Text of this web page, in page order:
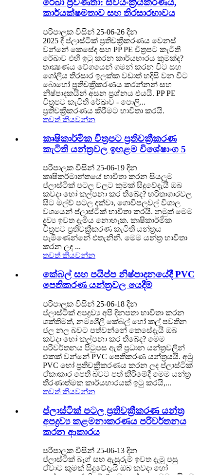
රේඛා ප්‍රවණතා: ස්වයංක්‍රීයකරණය,
කාර්යක්ෂමතාව සහ තිරසාරභාවය
පරිපාලක විසින් 25-06-26 දින
2025 දී ප්ලාස්ටික් ප්‍රතිචක්‍රීකරණය වෙනස්
වන්නේ කෙසේද සහ PP PE චිත්‍රපට කැටිති
රේඛාව එහි ඉටු කරන කාර්යභාරය කුමක්ද?
තාක්‍ෂණය වේගයෙන් ගමන් කරන විට සහ
ගෝලීය තිරසාර ඉලක්ක වඩාත් හදිසි වන විට
බොහෝ ප්‍රතිචක්‍රීකරණය කරන්නන් සහ
නිෂ්පාදකයින් අසන ප්‍රශ්නය එයයි. PP PE
චිත්‍රපට කැටිති රේඛාව - පොලි...
ප්‍රතිචක්‍රීකරණය කිරීමට භාවිතා කරයි.
තවත් කියවන්න
කෘෂිකාර්මික චිත්‍රපට ප්‍රතිචක්‍රීකරණ
කැටිති යන්ත්‍රවල ඉහළම විශේෂාංග 5
පරිපාලක විසින් 25-06-19 දින
කෘෂිකර්මාන්තයේ භාවිතා කරන සියලුම
ප්ලාස්ටික් පටල වලට කුමක් සිදුවේදැයි ඔබ
කවදා හෝ කල්පනා කර තිබේද? හරිතාගාරවල
සිට මල්ච් පටල දක්වා, ගොවිපලවල් විශාල
වශයෙන් ප්ලාස්ටික් භාවිතා කරයි. නමුත් මෙම
ද්‍රව්‍ය ඉවත දැමිය නොහැක. කෘෂිකාර්මික
චිත්‍රපට ප්‍රතිචක්‍රීකරණ කැටිති යන්ත්‍රය
පැමිණෙන්නේ එතැනිනි. මෙම යන්ත්‍ර භාවිතා
කරන ලද ...
තවත් කියවන්න
කේබල් සහ පයිප්ප නිෂ්පාදනයේදී PVC
පෙතිකරණ යන්ත්‍රවල යෙදීම්
පරිපාලක විසින් 25-06-18 දින
ප්ලාස්ටික් අපද්‍රව්‍ය අපි දිනපතා භාවිතා කරන
ශක්තිමත්, නම්‍යශීලී කේබල් හෝ කල් පවතින
ජල නල බවට පත්වන්නේ කෙසේදැයි ඔබ
කවදා හෝ කල්පනා කර තිබේද? මෙම
පරිවර්තනය පිටුපස ඇති ප්‍රධාන යන්ත්‍රවලින්
එකක් වන්නේ PVC පෙතිකරණ යන්ත්‍රයයි. අමු
PVC හෝ ප්‍රතිචක්‍රීකරණය කරන ලද ප්ලාස්ටික්
ඒකාකාර පෙති බවට පත් කිරීමේදී මෙම යන්ත්‍ර
තීරණාත්මක කාර්යභාරයක් ඉටු කරයි,...
තවත් කියවන්න
ප්ලාස්ටික් පටල ප්‍රතිචක්‍රීකරණ යන්ත්‍ර
අපද්‍රව්‍ය කළමනාකරණය පරිවර්තනය
කරන ආකාරය
පරිපාලක විසින් 25-06-13 දින
ප්ලාස්ටික් බෑග් සහ ඇසුරුම් ඉවත දැමූ පසු
ඒවාට කුමක් සිදුවේදැයි ඔබ කවදා හෝ